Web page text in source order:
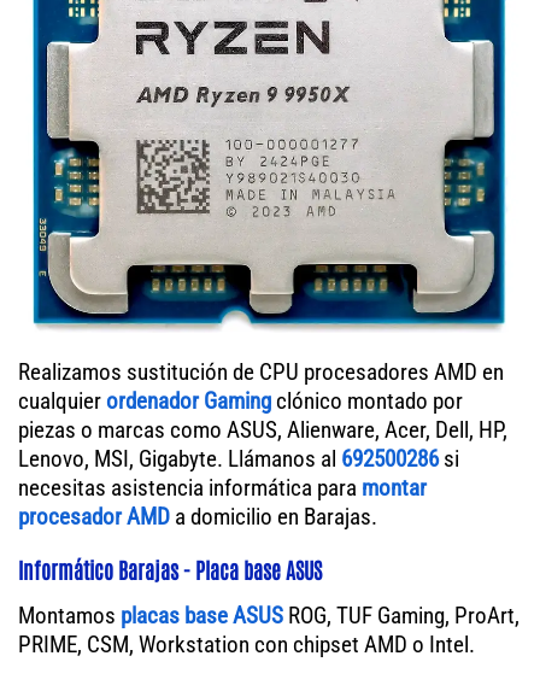
Realizamos sustitución de CPU procesadores AMD en
cualquierordenador Gaming clónico montado por
piezas o marcas como ASUS, Alienware, Acer, Dell, HP,
Lenovo, MSI, Gigabyte. Llámanos al 692500286si
necesitas asistencia informática para montar
procesador AMD a domicilio en Barajas.
Informático Barajas - Placa base ASUS
Montamos placas base ASUS ROG, TUF Gaming, ProArt,
PRIME, CSM, Workstation con chipset AMD o Intel.